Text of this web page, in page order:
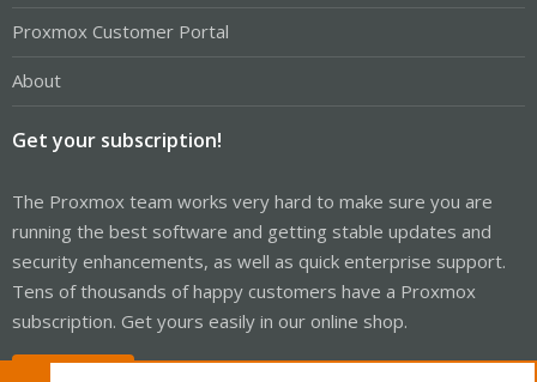
Proxmox Customer Portal
About
Get your subscription!
The Proxmox team works very hard to make sure you are
running the best software and getting stable updates and
security enhancements, as well as quick enterprise support.
Tens of thousands of happy customers have a Proxmox
subscription. Get yours easily in our online shop.